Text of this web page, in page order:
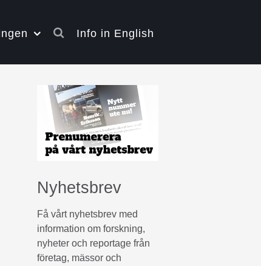
Info in English
Nyhetsbrev
Få vårt nyhetsbrev med
information om forskning,
nyheter och reportage från
företag, mässor och